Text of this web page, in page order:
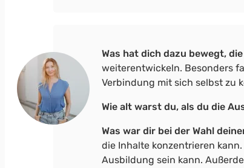
Was hat dich dazu bewegt,
weiterentwickeln. Besonders
Verbindung mit sich selbst zu
Wie alt warst du, als du die
Was war dir bei der Wahl
die Inhalte konzentrieren
Ausbildung sein kann.